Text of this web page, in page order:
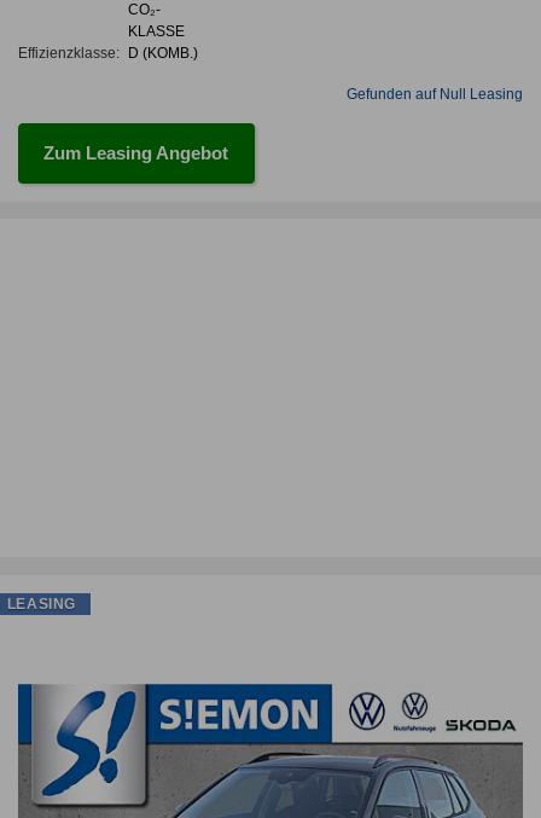
Effizienzklasse:
CO₂-
KLASSE
D (KOMB.)
Gefunden auf Null Leasing
Zum Leasing Angebot
LEASING